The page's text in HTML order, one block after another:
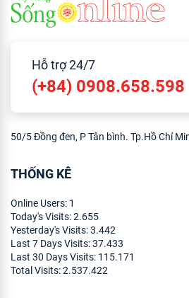
Hỗ trợ 24/7
(+84) 0908.658.598
50/5 Đồng đen, P Tân bình. Tp.Hồ Chí
THỐNG KÊ
Online Users: 1
Today's Visits:2.655
Yesterday's Visits:3.442
Last 7 Days Visits:37.433
Last 30 Days Visits: 115.171
Total Visits:2.537.422